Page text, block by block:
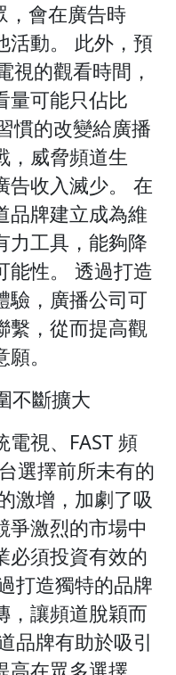
，會在廣告時
活動。 此外，預
視的觀看時間，
量可能只佔比
慣的改變給廣播
，威脅頻道生
告收入滅少。 在
品牌建立成為維
力工具，能夠降
能性。 透過打造
驗，廣播公司可
繫，從而提高觀
。
不斷擴大
視、FAST 頻
選擇前所未有的
激增，加劇了吸
爭激烈的市場中
必須投資有效的
打造獨特的品牌
，讓頻道脫穎而
品牌有助於吸引